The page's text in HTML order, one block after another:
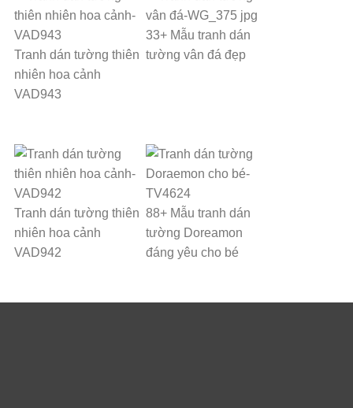
Tranh dán tường thiên
nhiên hoa cảnh
VAD943
33+ Mẫu tranh dán
tường vân đá đẹp
Tranh dán tường thiên
nhiên hoa cảnh
VAD942
88+ Mẫu tranh dán
tường Doreamon
đáng yêu cho bé